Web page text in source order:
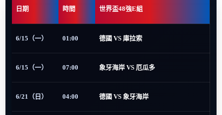
日期 時間 世界盃48強E組
6/15（一） 01:00 德國 VS 庫拉索
6/15（一） 07:00 象牙海岸 VS 厄瓜多
6/21（日） 04:00 德國 VS 象牙海岸